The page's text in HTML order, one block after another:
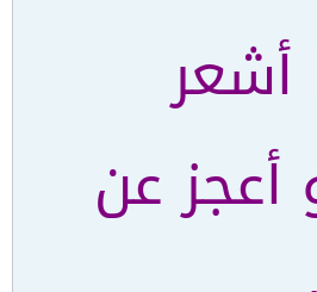
أشعر
أعجز عن